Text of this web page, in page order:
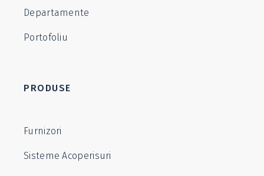
Departamente
Portofoliu
PRODUSE
Furnizori
Sisteme Acoperisuri